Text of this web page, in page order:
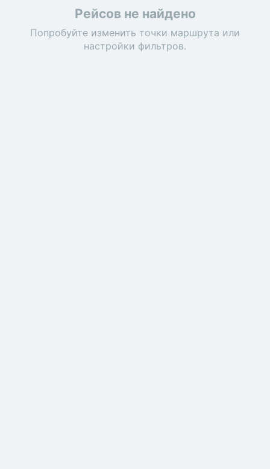
Рейсов не найдено
Попробуйте изменить точки маршрута или
настройки фильтров.